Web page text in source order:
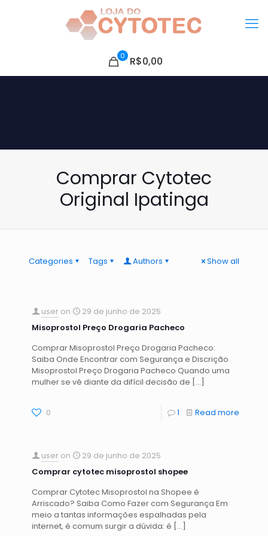
0 R$0,00
Comprar Cytotec
Original Ipatinga
Categories Tags Authors Show all
user on
29 de junho de 2025
Misoprostol Preço Drogaria Pacheco
Comprar Misoprostol Preço Drogaria Pacheco:
Saiba Onde Encontrar com Segurança e Discrição
Misoprostol Preço Drogaria Pacheco Quando uma
mulher se vê diante da difícil decisão de […]
0 1 Read more
user on
29 de junho de 2025
Comprar cytotec misoprostol shopee
Comprar Cytotec Misoprostol na Shopee é
Arriscado? Saiba Como Fazer com Segurança Em
meio a tantas informações espalhadas pela
internet, é comum surgir a dúvida: é […]